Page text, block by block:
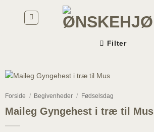
Filter
Forside / Begivenheder / Fødselsdag
Maileg Gyngehest i træ til Mus